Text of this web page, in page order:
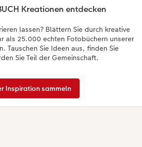
Kreationen entdecken
lassen? Blättern Sie durch kreative
als 25.000 echten Fotobüchern unserer
Tauschen Sie Ideen aus, finden Sie
Sie Teil der Gemeinschaft.
Inspiration sammeln